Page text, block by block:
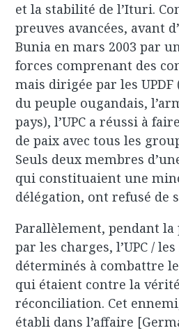
et la stabilité de l’Ituri.
preuves avancées, avant
Bunia en mars 2003 par
forces comprenant des
mais dirigée par les UPDF
du peuple ougandais,
pays), l’UPC a réussi à
de paix avec tous les
Seuls deux membres
qui constituaient une
délégation, ont refusé de
Parallèlement, pendant
par les charges, l’UPC /
déterminés à combattre
qui étaient contre la
réconciliation. Cet
établi dans l’affaire